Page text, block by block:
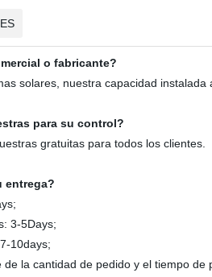
o fabricante?
solares, nuestra capacidad instalada
para su control?
gratuitas para todos los clientes.
entrega?
3-5Days;
10days;
la cantidad de pedido y el tiempo de